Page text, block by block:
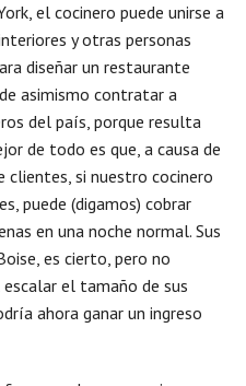
el cocinero puede unirse a
y otras personas
diseñar un restaurante
asimismo contratar a
del país, porque resulta
de todo es que, a causa de
clientes, si nuestro cocinero
puede (digamos) cobrar
en una noche normal. Sus
es cierto, pero no
el tamaño de sus
ahora ganar un ingreso